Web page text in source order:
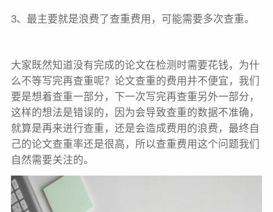
3、最主要就是浪费了查重费用，可能需要多次查重。
大家既然知道没有完成的论文在检测时需要花钱，为什
么不等写完再查重呢？论文查重的费用并不便宜，我们
要是想着查重一部分，下一次写完再查重另外一部分，
这样的想法是错误的，因为会导致查重的数据不准确，
就算是再来进行查重，还是会造成费用的浪费，最终自
己的论文查重率还是很高，所以查重费用这个问题我们
自然需要关注的。